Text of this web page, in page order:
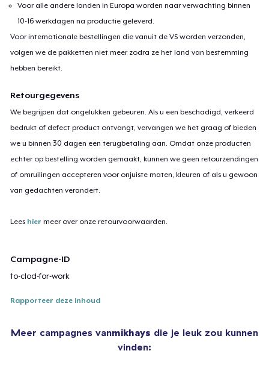
Voor alle andere landen in Europa worden naar verwachting binnen
10-16 werkdagen na productie geleverd.
Voor internationale bestellingen die vanuit de VS worden verzonden,
volgen we de pakketten niet meer zodra ze het land van bestemming
hebben bereikt.
Retourgegevens
We begrijpen dat ongelukken gebeuren. Als u een beschadigd, verkeerd
bedrukt of defect product ontvangt, vervangen we het graag of bieden
we u binnen 30 dagen een terugbetaling aan. Omdat onze producten
echter op bestelling worden gemaakt, kunnen we geen retourzendingen
of omruilingen accepteren voor onjuiste maten, kleuren of als u gewoon
van gedachten verandert.
Lees hier meer over onze retourvoorwaarden.
Campagne-ID
to-clod-for-work
Rapporteer deze inhoud
Meer campagnes vanmikhays die je leuk zou kunnen
vinden: